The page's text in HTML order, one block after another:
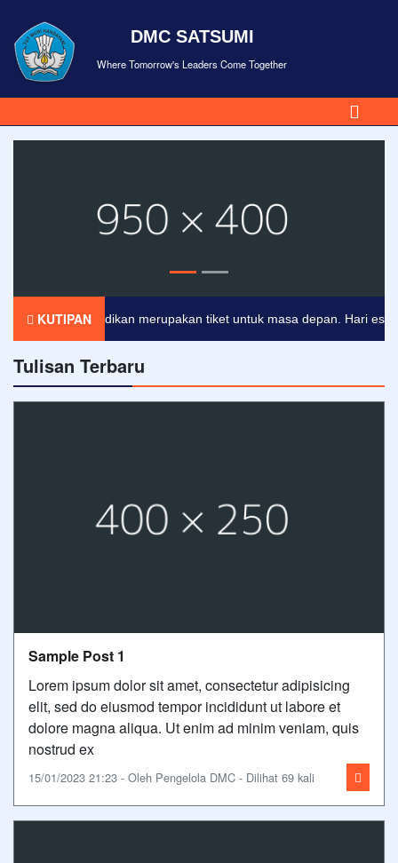
DMC SATSUMI
Where Tomorrow's Leaders Come Together
KUTIPAN
Pendidikan merupakan tiket untuk masa depan. Hari esok
Tulisan Terbaru
Sample Post 1
Lorem ipsum dolor sit amet, consectetur adipisicing
elit, sed do eiusmod tempor incididunt ut labore et
dolore magna aliqua. Ut enim ad minim veniam, quis
nostrud ex
15/01/2023 21:23 - Oleh Pengelola DMC - Dilihat 69 kali